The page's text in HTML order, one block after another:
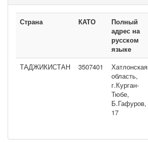
Страна КАТО
Полный
адрес на
русском
языке
ТАДЖИКИСТАН 3507401
Хатлонская
область,
г.Курган-
Тюбе,
Б.Гафуров,
17